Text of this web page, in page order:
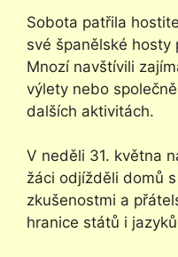
Sobota patřila
své španělské hosty
Mnozí navštívili
výlety nebo
dalších aktivitách.
V neděli 31. května
žáci odjížděli domů
zkušenostmi a
hranice států i